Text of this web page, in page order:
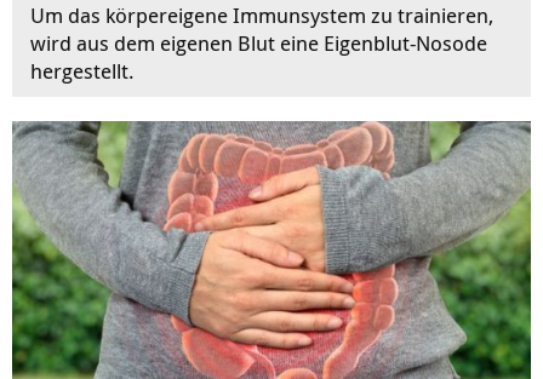
Um das körpereigene Immunsystem zu trainieren,
wird aus dem eigenen Blut eine Eigenblut-Nosode
hergestellt.